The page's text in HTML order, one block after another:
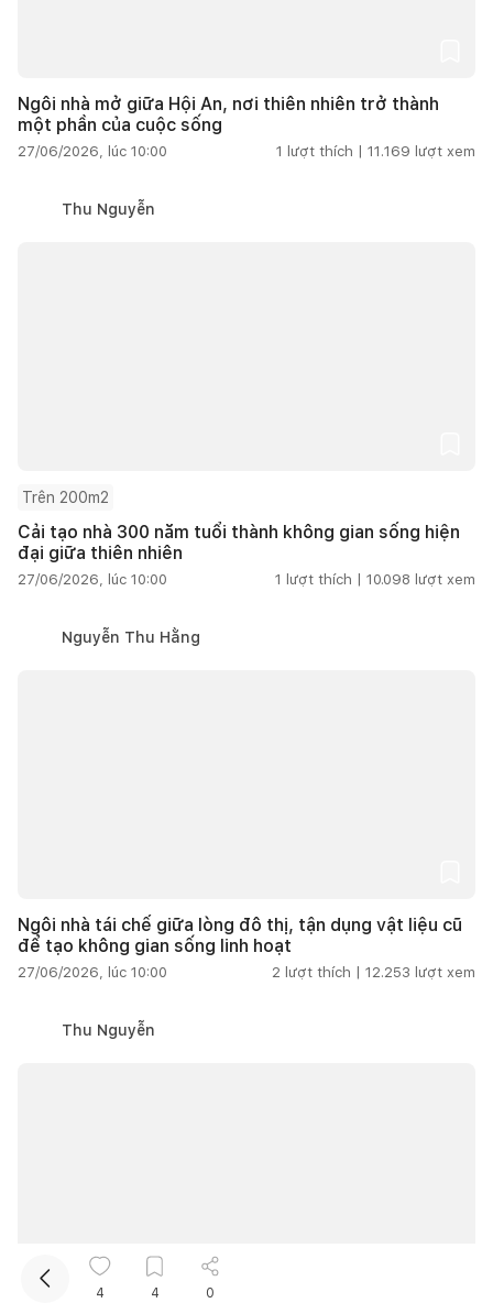
Ngôi nhà mở giữa Hội An, nơi thiên nhiên trở thành
một phần của cuộc sống
27/06/2026, lúc 10:00 1 lượt thích | 11.169 lượt xem
Thu Nguyễn
Trên 200m2
Cải tạo nhà 300 năm tuổi thành không gian sống hiện
đại giữa thiên nhiên
27/06/2026, lúc 10:00 1 lượt thích | 10.098 lượt xem
Nguyễn Thu Hằng
Ngôi nhà tái chế giữa lòng đô thị, tận dụng vật liệu cũ
để tạo không gian sống linh hoạt
27/06/2026, lúc 10:00 2 lượt thích | 12.253 lượt xem
Thu Nguyễn
4 4 0